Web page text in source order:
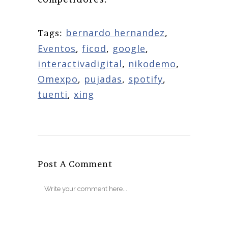
Tags: bernardo hernandez,
Eventos, ficod, google,
interactivadigital, nikodemo,
Omexpo, pujadas, spotify,
tuenti, xing
Post A Comment